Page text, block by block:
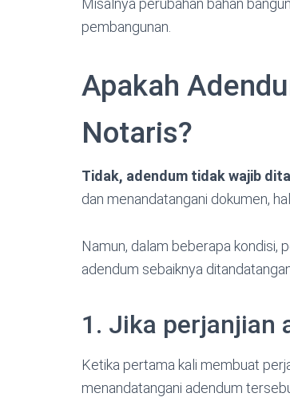
Misalnya perubahan bahan
pembangunan.
Apakah
Notaris?
Tidak, adendum tidak wajib
dan menandatangani dokumen,
Namun, dalam beberapa kondisi,
adendum sebaiknya
1. Jika perjanjian
Ketika pertama kali membuat
menandatangani adendum